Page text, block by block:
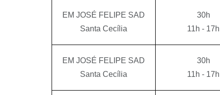
EM JOSÉ FELIPE SAD
Santa Cecília
30h
11h - 17h
EM JOSÉ FELIPE SAD
Santa Cecília
30h
11h - 17h